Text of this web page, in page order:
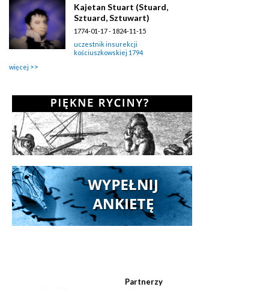
Kajetan Stuart (Stuard,
Sztuard, Sztuwart)
1774-01-17 - 1824-11-15
uczestnik insurekcji
kościuszkowskiej 1794
więcej
Partnerzy